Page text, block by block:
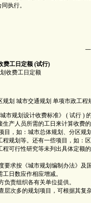
执行。
费工日定额 (试行)
收费工日定额
划 城市交通规划 单项市政工程
市规划设计收费标准》 ( 试行 )
产人员所需的工日来计算收费
，如：城市总体规划、分区规
规划等。还有一些项目，如：
可行性研究等未列出具体定额
求按《城市规划编制办法》及
日数应作相应增减。
责组织各有关单位提供。
次多的规划项目，可根据其复